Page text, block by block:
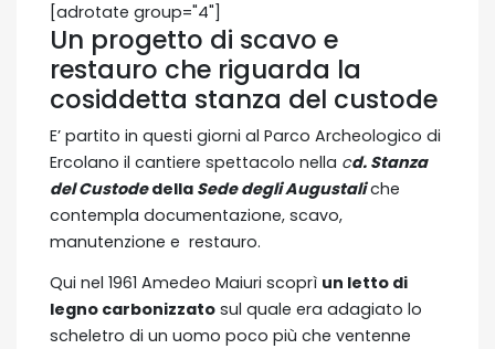
[adrotate group="4"]
Un progetto di scavo e
restauro che riguarda la
cosiddetta stanza del custode
E’ partito in questi giorni al Parco Archeologico di
Ercolano il cantiere spettacolo nella cd. Stanza
del Custodedella Sede degli Augustaliche
contempla documentazione, scavo,
manutenzione e restauro.
Qui nel 1961 Amedeo Maiuri scoprì un letto di
legno carbonizzato sul quale era adagiato lo
scheletro di un uomo poco più che ventenne